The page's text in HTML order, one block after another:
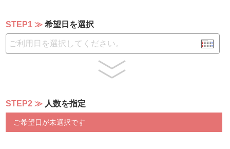
・牛肉とバルバレスコのボロネーゼ タリアテッレ
●選べるメインディッシュ 以下より1種類お選びいただ
・沖縄地鶏のグリル バルサミコソース
●デザート 2種盛り合わせ
【飲み放題メニュー】
STEP1 希望日を選択
STEP2 人数を指定
ご希望日が未選択です